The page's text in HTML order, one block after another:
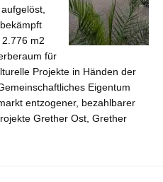
m2
für
Projekte in Händen der
Eigentum
entzogener, bezahlbarer
Grether Ost, Grether